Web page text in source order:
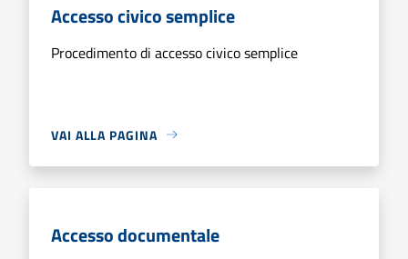
Accesso civico semplice
Procedimento di accesso civico semplice
VAI ALLA PAGINA
Accesso documentale